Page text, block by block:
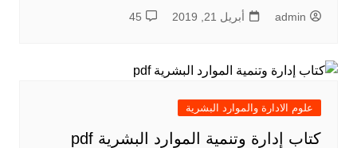
admin أبريل 21, 2019 45
علوم الادارة والموارد البشرية
كتاب إدارة وتنمية الموارد البشرية pdf